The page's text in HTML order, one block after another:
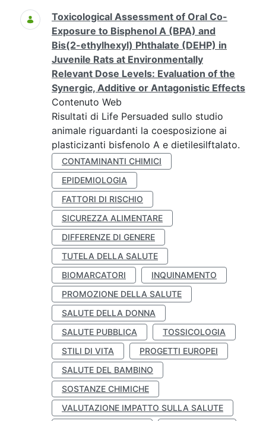
Ricerca
Toxicological Assessment of Oral Co-
Exposure to Bisphenol A (BPA) and
Bis(2-ethylhexyl) Phthalate (DEHP) in
Juvenile Rats at Environmentally
Relevant Dose Levels: Evaluation of the
Synergic, Additive or Antagonistic Effects
Contenuto Web
Risultati di Life Persuaded sullo studio
animale riguardanti la coesposizione ai
plasticizanti bisfenolo A e dietilesilftalato.
CONTAMINANTI CHIMICI
EPIDEMIOLOGIA
FATTORI DI RISCHIO
SICUREZZA ALIMENTARE
DIFFERENZE DI GENERE
TUTELA DELLA SALUTE
BIOMARCATORI
INQUINAMENTO
PROMOZIONE DELLA SALUTE
SALUTE DELLA DONNA
SALUTE PUBBLICA
TOSSICOLOGIA
STILI DI VITA
PROGETTI EUROPEI
SALUTE DEL BAMBINO
SOSTANZE CHIMICHE
VALUTAZIONE IMPATTO SULLA SALUTE